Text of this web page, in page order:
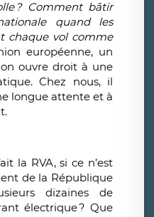
? Comment bâtir
quand les
chaque vol comme
européenne, un
ouvre droit à une
Chez nous, il
longue attente et à
la RVA, si ce n’est
de la République
dizaines de
électrique? Que